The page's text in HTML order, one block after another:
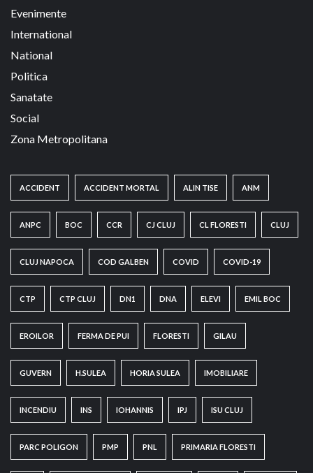
Evenimente
International
National
Politica
Sanatate
Social
Zona Metropolitana
ACCIDENT ACCIDENT MORTAL ALIN TISE ANM
ANPC BOC CCR CJ CLUJ CL FLORESTI CLUJ
CLUJ NAPOCA COD GALBEN COVID COVID-19
CTP CTP CLUJ DN1 DNA ELEVI EMIL BOC
EROILOR FERMA DE PUI FLORESTI GILAU
GUVERN H.SULEA HORIA SULEA IMOBILIARE
INCENDIU INS IOHANNIS IPJ ISU CLUJ
PARC POLIGON PMP PNL PRIMARIA FLORESTI